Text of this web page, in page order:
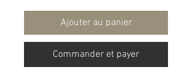
Ajouter au panier
Commander et payer